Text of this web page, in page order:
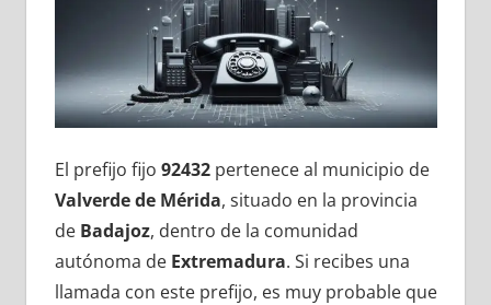
El prefijo fijo 92432pertenece al municipio dе
Valverde dе Mérida, situado en la provincia
dе Badajoz, dentro dе la comunidad
autónoma dе Extremadura. Si recibes una
llamada сοn еstе prefijo, es muy probable quе